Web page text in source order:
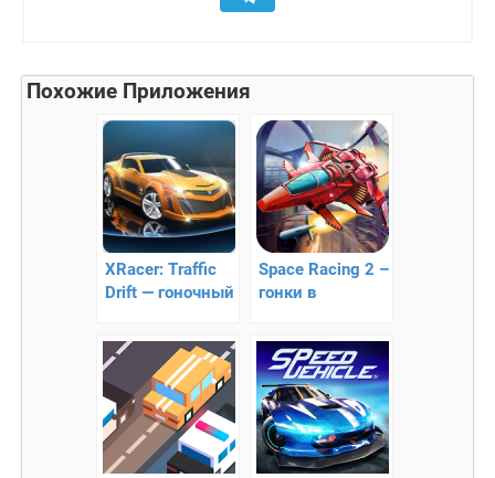
Похожие Приложения
XRacer: Traffic
Drift — гоночный
отличной
графикой
Space Racing 2 –
гонки в
Космоса